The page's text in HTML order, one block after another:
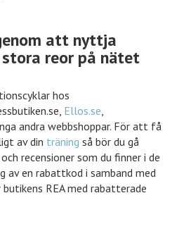
att nyttja
reor på nätet
hos
Ellos.se
andra webbshoppar. För att få
av din träning så bör du gå
recensioner som du finner i de
av en rabattkod i samband med
REA med rabatterade